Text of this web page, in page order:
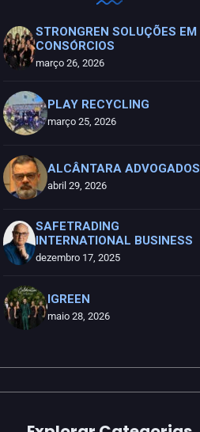
STRONGREN SOLUÇÕES EM
CONSÓRCIOS
março 26, 2026
PLAY RECYCLING
março 25, 2026
ALCÂNTARA ADVOGADOS
abril 29, 2026
SAFETRADING
INTERNATIONAL BUSINESS
dezembro 17, 2025
IGREEN
maio 28, 2026